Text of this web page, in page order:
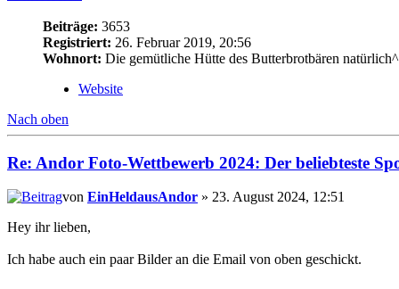
Beiträge: 3653
Registriert: 26. Februar 2019, 20:56
Wohnort: Die gemütliche Hütte des Butterbrotbären
Website
Nach oben
Re: Andor Foto-Wettbewerb 2024: Der beliebteste
von EinHeldausAndor » 23. August 2024, 12:51
Hey ihr lieben,
Ich habe auch ein paar Bilder an die Email von oben geschickt.